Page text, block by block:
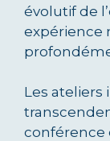
évolutif de
expérience
Les ateliers
conférence